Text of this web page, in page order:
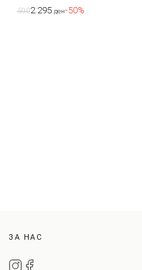
4.5902.295 ден-50%
ЗА НАС